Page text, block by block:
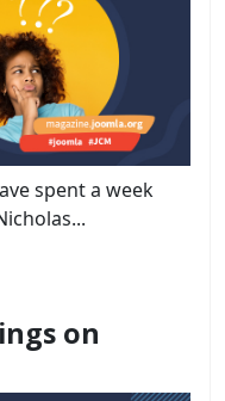
spent a week
on